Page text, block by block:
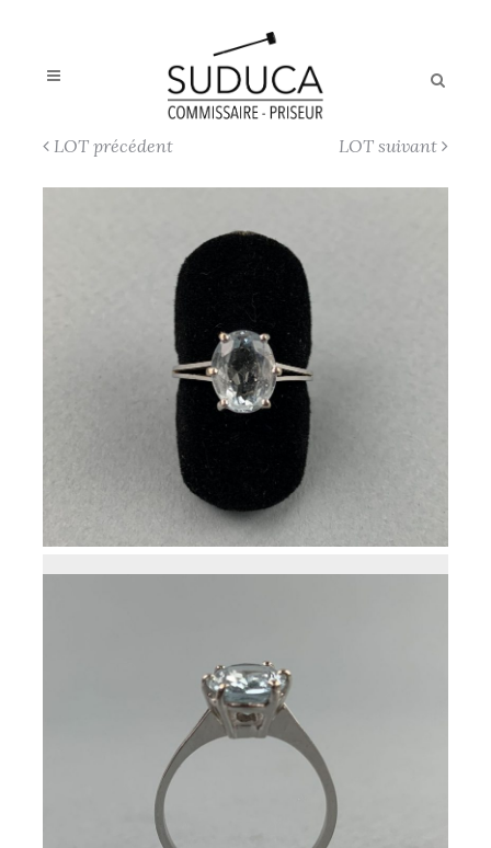
LOT précédent LOT suivant